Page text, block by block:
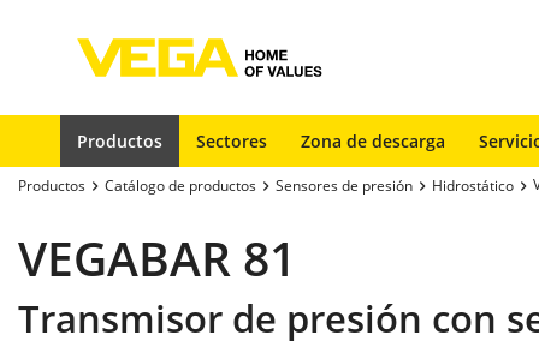
Productos Sectores Zona de descarga
Productos Catálogo de productos Sensores de presión Hidrostático
VEGABAR 81
Transmisor de presión con